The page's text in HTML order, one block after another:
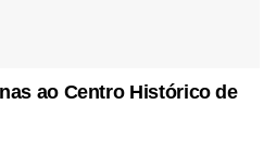
ao Centro Histórico de